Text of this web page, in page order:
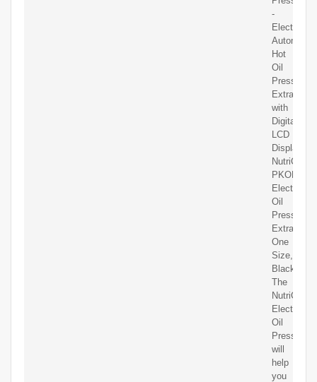
-
Electric
Automatic
Hot
Oil
Press
Extractor
with
Digital
LCD
Display
NutriChef
PKOPR15
Electronic
Oil
Pressing
Extractor,
One
Size,
Black/
The
NutriChef
Electronic
Oil
Press
will
help
you